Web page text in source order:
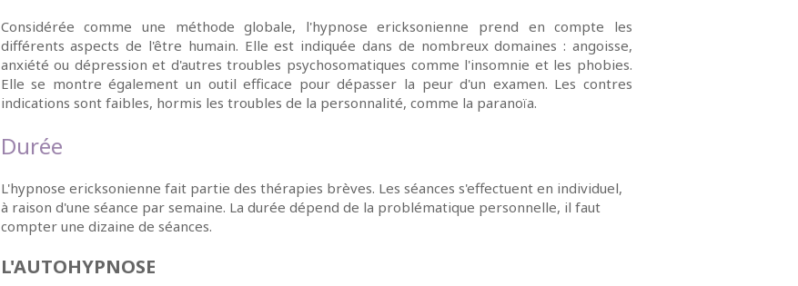
Considérée comme une méthode globale, l'hypnose ericksonienne prend en compte les
différents aspects de l'être humain. Elle est indiquée dans de nombreux domaines : angoisse,
anxiété ou dépression et d'autres troubles psychosomatiques comme l'insomnie et les phobies.
Elle se montre également un outil efficace pour dépasser la peur d'un examen. Les contres
indications sont faibles, hormis les troubles de la personnalité, comme la paranoïa.
Durée
L'hypnose ericksonienne fait partie des thérapies brèves. Les séances s'effectuent en individuel,
à raison d'une séance par semaine. La durée dépend de la problématique personnelle, il faut
compter une dizaine de séances.
L'AUTOHYPNOSE